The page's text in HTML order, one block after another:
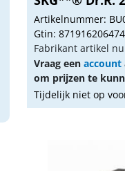
Artikelnummer:
Gtin:
Fabrikant artikel
Vraag eenaccount
om prijzen te
Tijdelijk niet op